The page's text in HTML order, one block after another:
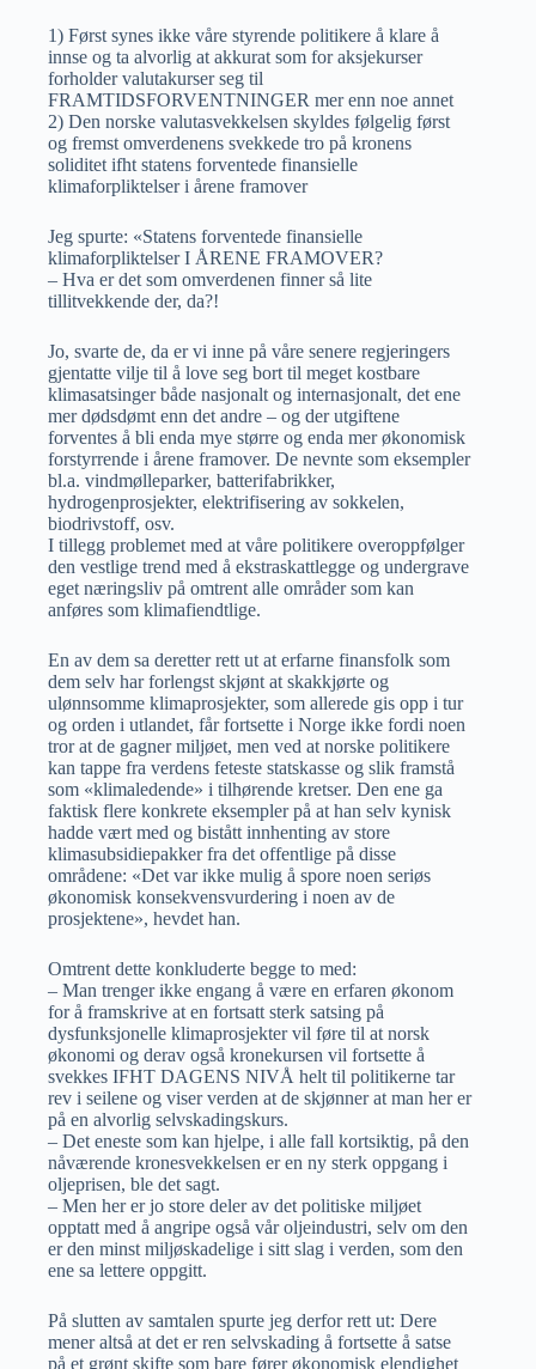
1) Først synes ikke våre styrende politikere å klare å
innse og ta alvorlig at akkurat som for aksjekurser
forholder valutakurser seg til
FRAMTIDSFORVENTNINGER mer enn noe annet
2) Den norske valutasvekkelsen skyldes følgelig først
og fremst omverdenens svekkede tro på kronens
soliditet ifht statens forventede finansielle
klimaforpliktelser i årene framover
Jeg spurte: «Statens forventede finansielle
klimaforpliktelser I ÅRENE FRAMOVER?
– Hva er det som omverdenen finner så lite
tillitvekkende der, da?!
Jo, svarte de, da er vi inne på våre senere regjeringers
gjentatte vilje til å love seg bort til meget kostbare
klimasatsinger både nasjonalt og internasjonalt, det ene
mer dødsdømt enn det andre – og der utgiftene
forventes å bli enda mye større og enda mer økonomisk
forstyrrende i årene framover. De nevnte som eksempler
bl.a. vindmølleparker, batterifabrikker,
hydrogenprosjekter, elektrifisering av sokkelen,
biodrivstoff, osv.
I tillegg problemet med at våre politikere overoppfølger
den vestlige trend med å ekstraskattlegge og undergrave
eget næringsliv på omtrent alle områder som kan
anføres som klimafiendtlige.
En av dem sa deretter rett ut at erfarne finansfolk som
dem selv har forlengst skjønt at skakkjørte og
ulønnsomme klimaprosjekter, som allerede gis opp i tur
og orden i utlandet, får fortsette i Norge ikke fordi noen
tror at de gagner miljøet, men ved at norske politikere
kan tappe fra verdens feteste statskasse og slik framstå
som «klimaledende» i tilhørende kretser. Den ene ga
faktisk flere konkrete eksempler på at han selv kynisk
hadde vært med og bistått innhenting av store
klimasubsidiepakker fra det offentlige på disse
områdene: «Det var ikke mulig å spore noen seriøs
økonomisk konsekvensvurdering i noen av de
prosjektene», hevdet han.
Omtrent dette konkluderte begge to med:
– Man trenger ikke engang å være en erfaren økonom
for å framskrive at en fortsatt sterk satsing på
dysfunksjonelle klimaprosjekter vil føre til at norsk
økonomi og derav også kronekursen vil fortsette å
svekkes IFHT DAGENS NIVÅ helt til politikerne tar
rev i seilene og viser verden at de skjønner at man her er
på en alvorlig selvskadingskurs.
– Det eneste som kan hjelpe, i alle fall kortsiktig, på den
nåværende kronesvekkelsen er en ny sterk oppgang i
oljeprisen, ble det sagt.
– Men her er jo store deler av det politiske miljøet
opptatt med å angripe også vår oljeindustri, selv om den
er den minst miljøskadelige i sitt slag i verden, som den
ene sa lettere oppgitt.
På slutten av samtalen spurte jeg derfor rett ut: Dere
mener altså at det er ren selvskading å fortsette å satse
på et grønt skifte som bare fører økonomisk elendighet